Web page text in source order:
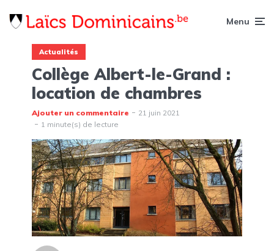
Menu
Actualités
Collège Albert-le-Grand :
location de chambres
Ajouter un commentaire
21 juin 2021
1 minute(s) de lecture